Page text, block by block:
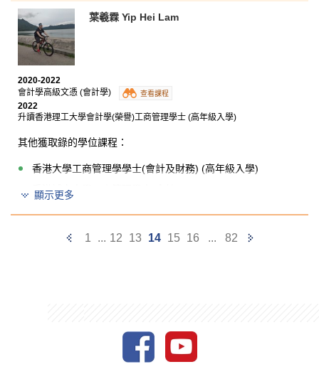
導。同時，書院亦為學生提供不少線上講座及工作坊，
幫助學生規劃學業及事業。在此我要感謝所有教學人員
對我們的支持和着想，令我們可以順利渡過難關。
葉羲霖 Yip Hei Lam
2020-2022
會計學高級文憑 (會計學)
查看課程
2022
升讀香港理工大學會計學(榮譽)工商管理學士 (高年級入學)
其他獲取錄的學位課程：
香港大學工商管理學學士(會計及財務) (高年級入學)
香港城市大學工商管理學士(會計)
兩年課程後升上大學，現在我順利地升上香港理工大
學。書院提供充分的學術資源，讓我們可以更理解會計
行業及其知識。書院的講師也非常盡責，他們會面對面
顯示更多
Previous
1 ... 12 13 14 15 16 ... 82